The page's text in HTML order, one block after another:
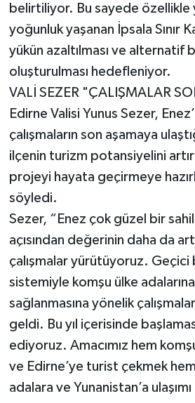
belirtiliyor. Bu sayede özellikle
yoğunluk yaşanan İpsala Sınır
yükün azaltılması ve alternatif
oluşturulması hedefleniyor.
VALİ SEZER "ÇALIŞMALAR
Edirne Valisi Yunus Sezer,
çalışmaların son aşamaya
ilçenin turizm potansiyelini
projeyi hayata geçirmeye
söyledi.
Sezer, “Enez çok güzel bir
açısından değerinin daha da
çalışmalar yürütüyoruz. Geçici
sistemiyle komşu ülke adalarına
sağlanmasına yönelik
geldi. Bu yıl içerisinde
ediyoruz. Amacımız hem
ve Edirne’ye turist çekmek
adalara ve Yunanistan’a